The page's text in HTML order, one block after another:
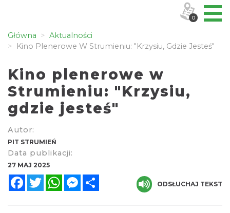
Główna
Aktualności
Kino Plenerowe W Strumieniu: "Krzysiu, Gdzie Jesteś"
Kino plenerowe w
Strumieniu: "Krzysiu,
gdzie jesteś"
Autor:
PIT STRUMIEŃ
Data publikacji:
27 MAJ 2025
FacebookTwitterWhatsAppMessenger
ODSŁUCHAJ TEKST
0